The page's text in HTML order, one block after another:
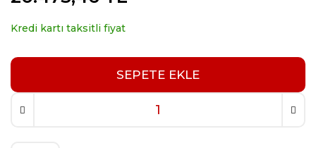
Kredi kartı taksitli fiyat
SEPETE EKLE